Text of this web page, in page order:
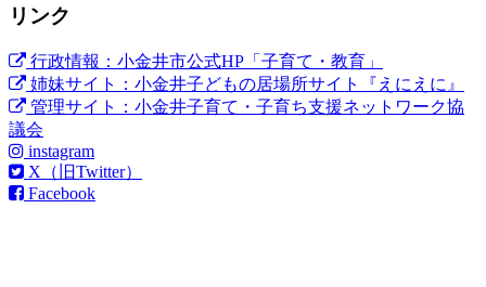
リンク
行政情報：小金井市公式HP「子育て・教育」
姉妹サイト：小金井子どもの居場所サイト『えにえに』
管理サイト：小金井子育て・子育ち支援ネットワーク協
議会
instagram
X（旧Twitter）
Facebook